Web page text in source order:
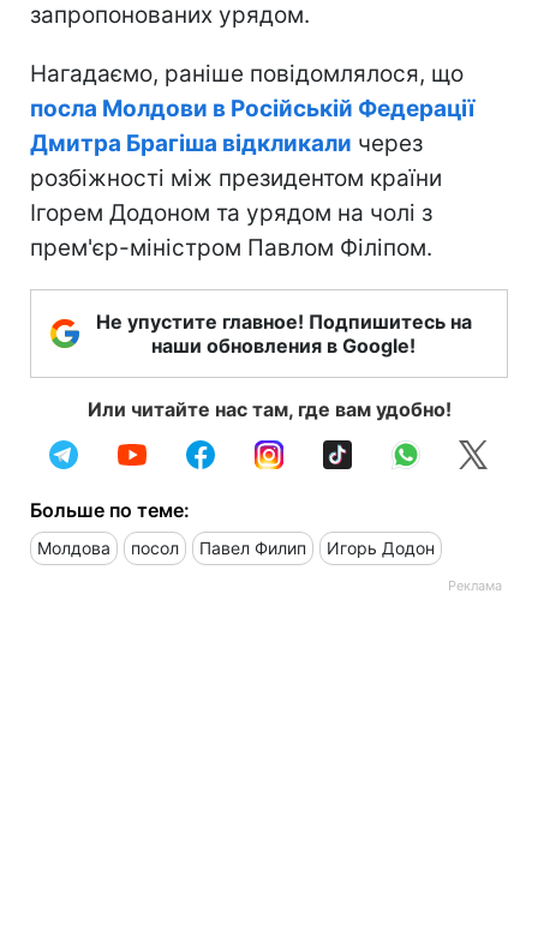
запропонованих урядом.
Нагадаємо, раніше повідомлялося, що
посла Молдови в Російській Федерації
Дмитра Брагіша відкликали через
розбіжності між президентом країни
Ігорем Додоном та урядом на чолі з
прем'єр-міністром Павлом Філіпом.
Не упустите главное! Подпишитесь на
наши обновления в Google!
Или читайте нас там, где вам удобно!
Больше по теме:
Молдова посол Павел Филип Игорь Додон